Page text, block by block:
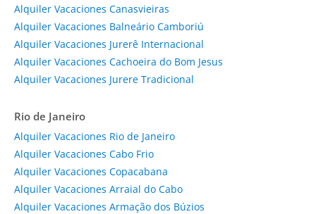
Alquiler Vacaciones Canasvieiras
Alquiler Vacaciones Balneário Camboriú
Alquiler Vacaciones Jurerê Internacional
Alquiler Vacaciones Cachoeira do Bom Jesus
Alquiler Vacaciones Jurere Tradicional
Rio de Janeiro
Alquiler Vacaciones Rio de Janeiro
Alquiler Vacaciones Cabo Frio
Alquiler Vacaciones Copacabana
Alquiler Vacaciones Arraial do Cabo
Alquiler Vacaciones Armação dos Búzios